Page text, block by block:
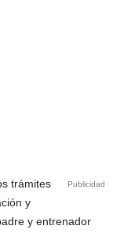
Publicidad
trámites
y
y entrenador